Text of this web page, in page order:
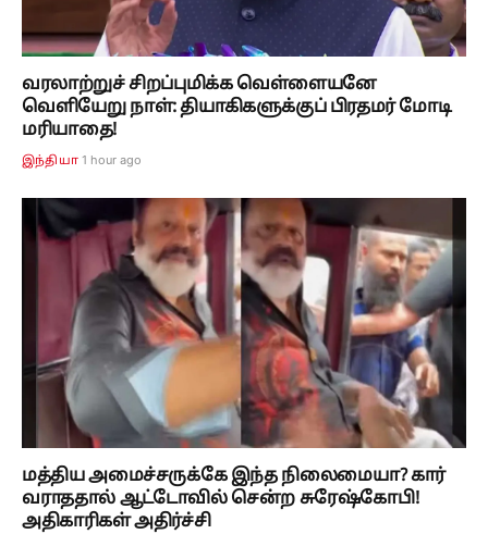
வரலாற்றுச் சிறப்புமிக்க வெள்ளையனே
வெளியேறு நாள்: தியாகிகளுக்குப் பிரதமர் மோடி
மரியாதை!
இந்தியா 1 hour ago
மத்திய அமைச்சருக்கே இந்த நிலைமையா? கார்
வராததால் ஆட்டோவில் சென்ற சுரேஷ்கோபி!
அதிகாரிகள் அதிர்ச்சி